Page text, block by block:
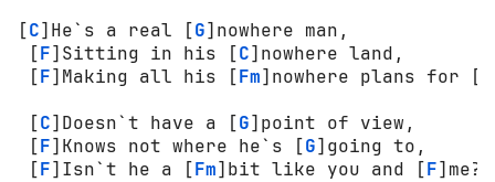
[C]He`s a real [G]nowhere man,
[F]Sitting in his [C]nowhere land,
[F]Making all his [Fm]nowhere plans for [
[C]Doesn`t have a [G]point of view,
[F]Knows not where he`s [G]going to,
[F]Isn`t he a [Fm]bit like you and [F]me?[